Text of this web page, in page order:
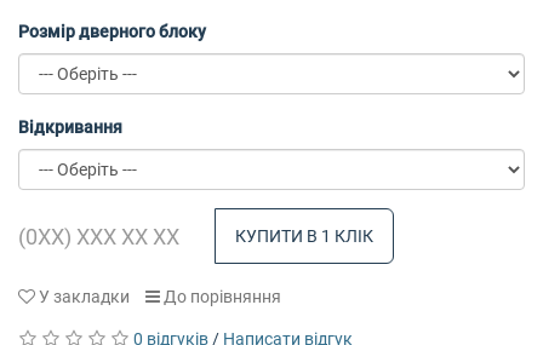
Розмір дверного блоку
Відкривання
КУПИТИ В 1 КЛІК
У закладки До порівняння
0 відгуків / Написати відгук